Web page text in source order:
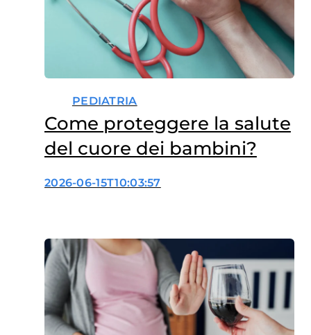
PEDIATRIA
Come proteggere la salute
del cuore dei bambini?
2026-06-15T10:03:57